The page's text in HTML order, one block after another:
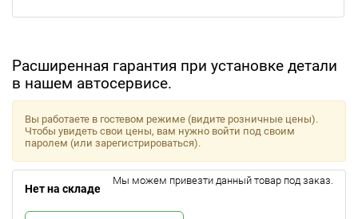
Расширенная гарантия при установке детали
в нашем автосервисе.
Вы работаете в гостевом режиме (видите розничные цены).
Чтобы увидеть свои цены, вам нужно войти под своим
паролем (или зарегистрироваться).
Нет на складе
Мы можем привезти данный товар под заказ.